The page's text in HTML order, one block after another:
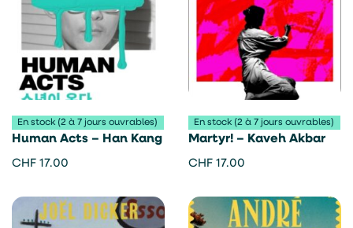
En stock (2 à 7 jours ouvrables)
Human Acts – Han Kang
CHF 17.00
En stock (2 à 7 jours ouvrables)
Martyr! – Kaveh Akbar
CHF 17.00